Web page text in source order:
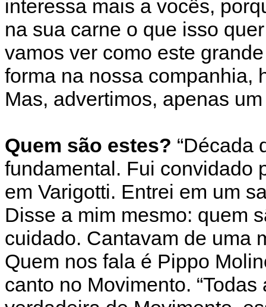
interessa mais a vocês,
na sua carne o que isso
vamos ver como este
forma na nossa companhia,
Mas, advertimos, apenas
Quem são estes? “Década
fundamental. Fui convidado
em Varigotti. Entrei em um
Disse a mim mesmo: quem
cuidado. Cantavam de uma
Quem nos fala é Pippo
canto no Movimento.